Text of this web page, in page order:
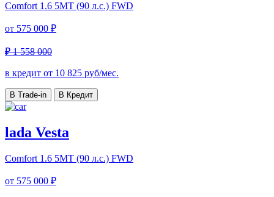
Comfort 1.6 5MT (90 л.с.) FWD
от 575 000 ₽
₽ 1 558 000
в кредит от 10 825 руб/мес.
В Trade-in В Кредит
lada Vesta
Comfort 1.6 5MT (90 л.с.) FWD
от 575 000 ₽